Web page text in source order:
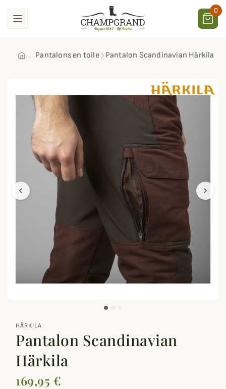
0
Pantalons en toile Pantalon Scandinavian Härkila
chevron_left chevron_right
HÄRKILA
Pantalon Scandinavian
Härkila
169,95 €